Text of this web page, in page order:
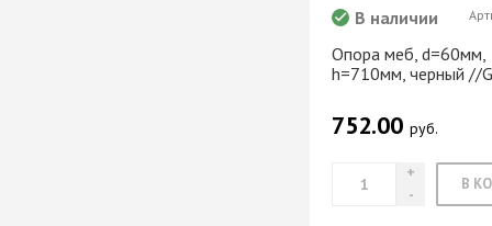
+ еще 0
оснащение
Освещение
Удлиннители
Опора меб, d=60мм,
h=710мм, черный //
В наличии
752.00 руб.